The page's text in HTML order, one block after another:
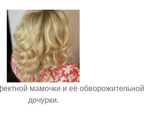
мамочки и её обворожительной
дочурки.